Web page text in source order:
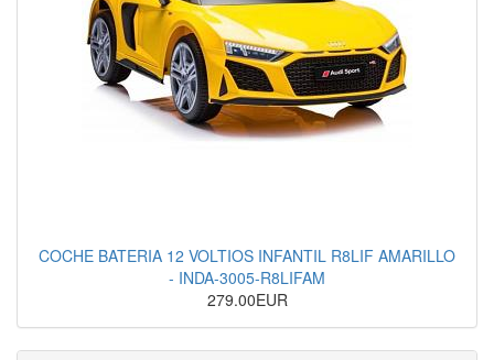
COCHE BATERIA 12 VOLTIOS INFANTIL R8LIF AMARILLO
- INDA-3005-R8LIFAM
279.00EUR